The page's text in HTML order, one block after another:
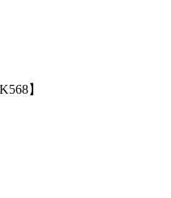
】